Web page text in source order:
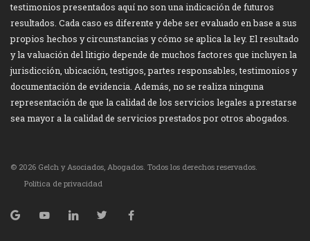
testimonios presentados aquí no son una indicación de futuros
resultados. Cada caso es diferente y debe ser evaluado en base a sus
propios hechos y circunstancias y cómo se aplica la ley. El resultado
y la valuación del litigio depende de muchos factores que incluyen la
jurisdicción, ubicación, testigos, partes responsables, testimonios y
documentación de evidencia. Además, no se realiza ninguna
representación de que la calidad de los servicios legales a prestarse
sea mayor a la calidad de servicios prestados por otros abogados.
© 2026 Gelch y Asociados, Abogados. Todos los derechos reservados.
Política de privacidad